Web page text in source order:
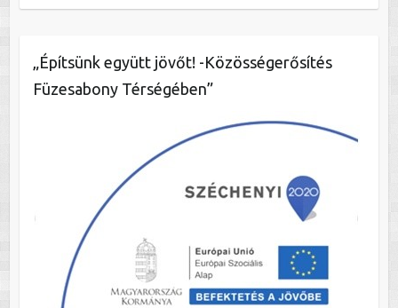
„Építsünk együtt jövőt! -Közösségerősítés
Füzesabony Térségében”